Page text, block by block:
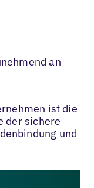
an
ist die
der sichere
und